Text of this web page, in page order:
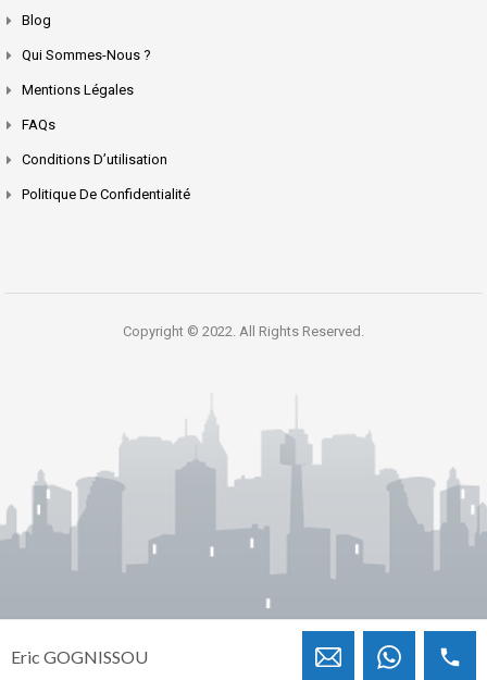
Blog
Qui Sommes-Nous ?
Mentions Légales
FAQs
Conditions D’utilisation
Politique De Confidentialité
Copyright © 2022. All Rights Reserved.
Eric GOGNISSOU